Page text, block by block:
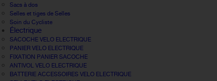
Sacs à dos
Selles et tiges de Selles
Soin du Cycliste
Électrique
SACOCHE VELO ELECTRIQUE
PANIER VELO ELECTRIQUE
FIXATION PANIER SACOCHE
ANTIVOL VELO ELECTRIQUE
BATTERIE ACCESSOIRES VELO ELECTRIQUE